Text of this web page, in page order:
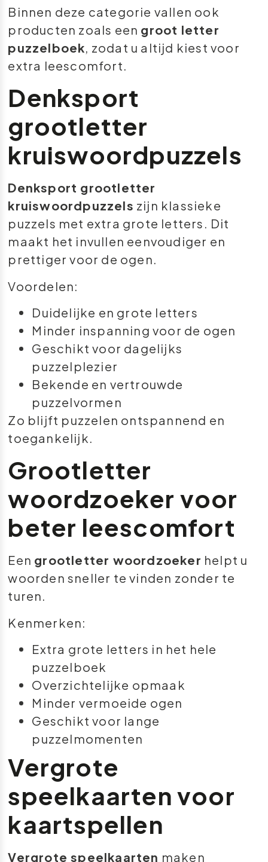
Binnen deze categorie vallen ook
producten zoals een groot letter
puzzelboek, zodat u altijd kiest voor
extra leescomfort.
Denksport
grootletter
kruiswoordpuzzels
Denksport grootletter
kruiswoordpuzzels zijn klassieke
puzzels met extra grote letters. Dit
maakt het invullen eenvoudiger en
prettiger voor de ogen.
Voordelen:
Duidelijke en grote letters
Minder inspanning voor de ogen
Geschikt voor dagelijks
puzzelplezier
Bekende en vertrouwde
puzzelvormen
Zo blijft puzzelen ontspannend en
toegankelijk.
Grootletter
woordzoeker voor
beter leescomfort
Een grootletter woordzoeker helpt u
woorden sneller te vinden zonder te
turen.
Kenmerken:
Extra grote letters in het hele
puzzelboek
Overzichtelijke opmaak
Minder vermoeide ogen
Geschikt voor lange
puzzelmomenten
Vergrote
speelkaarten voor
kaartspellen
Vergrote speelkaarten maken